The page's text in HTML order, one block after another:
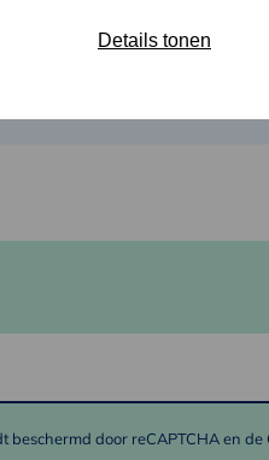
Details tonen
tennissen en tuinieren
De motivatie om
een jeugdprogramma dat
beschermd door reCAPTCHA en de